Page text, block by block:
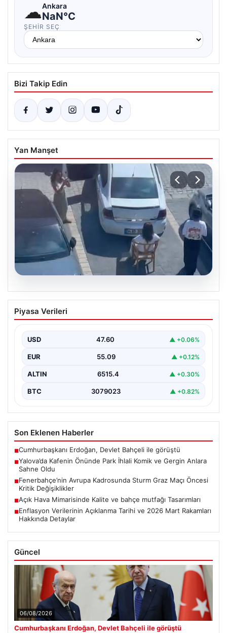
☁Ankara
NaN°C
ŞEHIR SEÇ
Bizi Takip Edin
Yan Manşet
05.08.2026
Yalova’da Kafenin Önünde Park İhlali
Komik ve Gergin Anlara Sahne Oldu
Mahallesi Ufuk Sokak'ta bulunan bir kafede çalışan…
Piyasa Verileri
USD 47.60 ▲ +0.06%
EUR 55.09 ▲ +0.12%
ALTIN 6515.4 ▲ +0.30%
BTC 3079023 ▲ +0.82%
Son Eklenen Haberler
■Cumhurbaşkanı Erdoğan, Devlet Bahçeli ile görüştü
■Yalova’da Kafenin Önünde Park İhlali Komik ve Gergin Anlara
Sahne Oldu
■Fenerbahçe’nin Avrupa Kadrosunda Sturm Graz Maçı Öncesi
Kritik Değişiklikler
■Açık Hava Mimarisinde Kalite ve bahçe mutfağı Tasarımları
■Enflasyon Verilerinin Açıklanma Tarihi ve 2026 Mart Rakamları
Hakkında Detaylar
Güncel
06/08/2026
Cumhurbaşkanı Erdoğan, Devlet Bahçeli ile görüştü